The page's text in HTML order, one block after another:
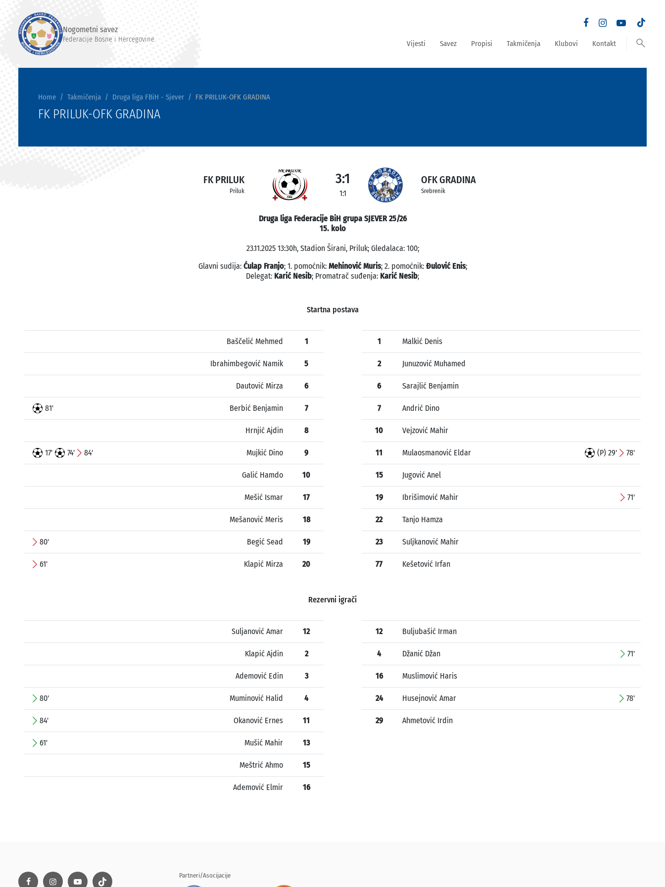
Nogometni savez
Federacije Bosne i Hercegovine Vijesti Savez Propisi Takmičenja Klubovi Kontakt search
Home Takmičenja Druga liga FBiH - Sjever FK PRILUK-OFK GRADINA
FK PRILUK-OFK GRADINA
FK PRILUK
Priluk
3:1
1:1
OFK GRADINA
Srebrenik
Druga liga Federacije BiH grupa SJEVER 25/26
15. kolo
23.11.2025 13:30h, Stadion Širani, Priluk; Gledalaca: 100;
Glavni sudija: Ćulap Franjo; 1. pomoćnik: Mehinović Muris; 2. pomoćnik: Đulović Enis;
Delegat: Karić Nesib; Promatrač suđenja: Karić Nesib;
Startna postava
Baščelić Mehmed 1
Ibrahimbegović Namik 5
Dautović Mirza 6
81' Berbić Benjamin 7
Hrnjić Ajdin 8
17' 74' 84' Mujkić Dino 9
Galić Hamdo 10
Mešić Ismar 17
Mešanović Meris 18
80' Begić Sead 19
61' Klapić Mirza 20
1 Malkić Denis
2 Junuzović Muhamed
6 Sarajlić Benjamin
7 Andrić Dino
10 Vejzović Mahir
11 Mulaosmanović Eldar (P) 29' 78'
15 Jugović Anel
19 Ibrišimović Mahir 71'
22 Tanjo Hamza
23 Suljkanović Mahir
77 Kešetović Irfan
Rezervni igrači
Suljanović Amar 12
Klapić Ajdin 2
Ademović Edin 3
80' Muminović Halid 4
84' Okanović Ernes 11
61' Mušić Mahir 13
Meštrić Ahmo 15
Ademović Elmir 16
12 Buljubašić Irman
4 Džanić Džan 71'
16 Muslimović Haris
24 Husejnović Amar 78'
29 Ahmetović Irdin
Partneri/Asocijacije